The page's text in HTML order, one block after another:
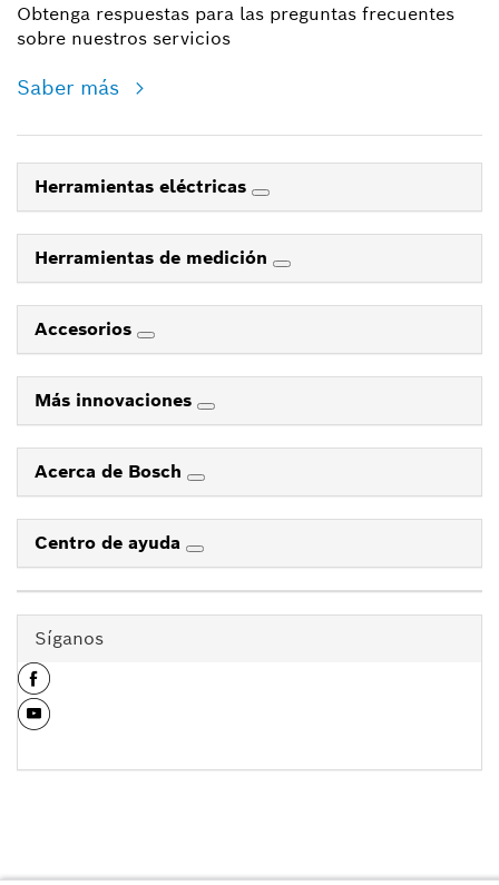
Obtenga respuestas para las preguntas frecuentes
sobre nuestros servicios
Saber más
Herramientas eléctricas
Herramientas de medición
Accesorios
Más innovaciones
Acerca de Bosch
Centro de ayuda
Síganos